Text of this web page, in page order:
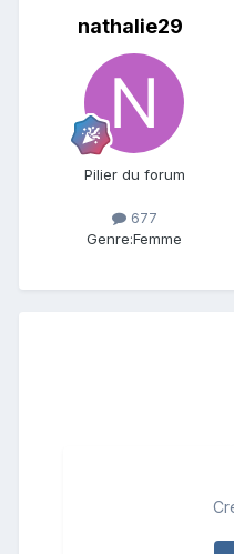
nathalie29
Pilier du forum
677
Genre:Femme